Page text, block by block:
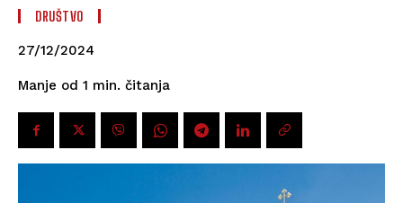
DRUŠTVO
27/12/2024
Manje od 1 min. čitanja